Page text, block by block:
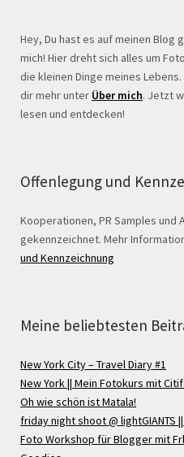
Hey, Du hast es auf meinen Blog
mich! Hier dreht sich alles um
die kleinen Dinge meines
dir mehr unter Über mich. Jetzt
lesen und entdecken!
Offenlegung und
Kooperationen, PR Samples und
gekennzeichnet. Mehr
und Kennzeichnung
Meine beliebtesten
New York City – Travel Diary #1
New York || Mein Fotokurs mit
Oh wie schön ist Matala!
friday night shoot @ lightGIANTS
Foto Workshop für Blogger mit